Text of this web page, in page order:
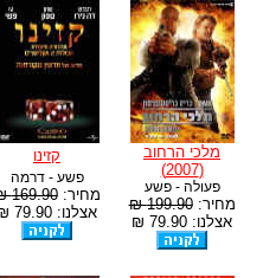
מלכי הרחוב
(2007)
פעולה - פשע
מחיר:199.90 ₪
אצלנו: 79.90 ₪
קזינו
פשע - דרמה
מחיר:169.90 ₪
אצלנו: 79.90 ₪